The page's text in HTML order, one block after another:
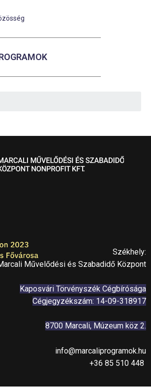
Székhely:
Művelődési és Szabadidő Központ
Kaposvári Törvényszék Cégbírósága
Cégjegyzékszám: 14-09-318917
8700 Marcali, Múzeum köz 2.
info@marcaliprogramok.hu
+36 85 510 448